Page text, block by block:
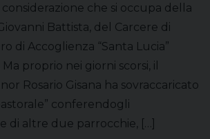
che si occupa della
Battista, del Carcere di
di Accoglienza “Santa Lucia”
proprio nei giorni scorsi, il
Rosario Gisana ha sovraccaricato
conferendogli
di altre due parrocchie, […]